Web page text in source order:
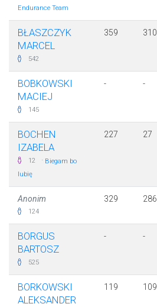
Endurance Team
BŁASZCZYK
MARCEL
542
359 310
BOBKOWSKI
MACIEJ
145
- -
BOCHEN
IZABELA
12 · Biegam bo
lubię
227 27
Anonim
124
329 286
BORGUS
BARTOSZ
525
- -
BORKOWSKI
ALEKSANDER
119 109